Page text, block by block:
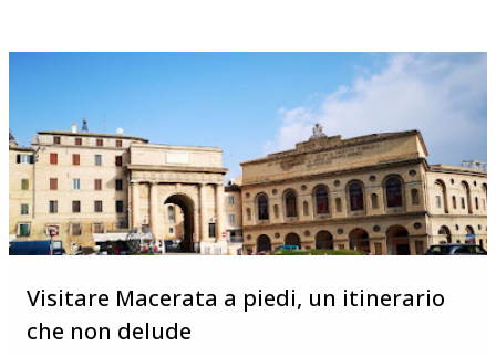
Visitare Macerata a piedi, un itinerario
che non delude